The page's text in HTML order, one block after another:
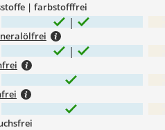
| farbstofffrei